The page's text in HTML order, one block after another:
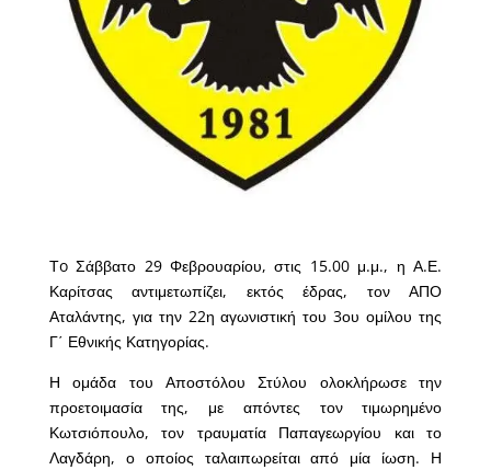
Τo Σάββατο 29 Φεβρουαρίου, στις 15.00 μ.μ., η Α.Ε.
Καρίτσας αντιμετωπίζει, εκτός έδρας, τον ΑΠΟ
Αταλάντης, για την 22η αγωνιστική του 3ου ομίλου της
Γ΄ Εθνικής Κατηγορίας.
Η ομάδα του Αποστόλου Στύλου ολοκλήρωσε την
προετοιμασία της, με απόντες τον τιμωρημένο
Κωτσιόπουλο, τον τραυματία Παπαγεωργίου και το
Λαγδάρη, ο οποίος ταλαιπωρείται από μία ίωση. Η